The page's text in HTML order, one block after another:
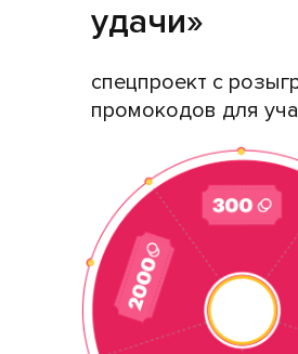
удачи»
спецпроект с
промокодов для